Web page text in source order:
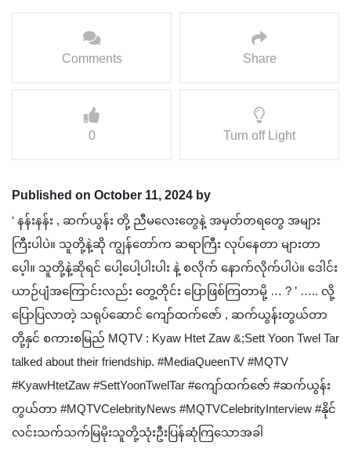
Comments Share
0 Turn off Light
Published on October 11, 2024 by
‘ နန်းနန်း , ဆက်ယွန်း တို့ ညီမလေးတွေနဲ့ အမှတ်တရတွေ အများ
ကြီးပါပဲ။ သူတို့နဲ့ဆို ကျွန်တော်က ဆရာကြီး လုပ်နေတာ များတာ
ပေ့ါ။ သူတို့နဲ့ဆိုရင် ပေါ့ပေါ့ပါးပါး နဲ့ စလိုက် နောက်လိုက်ပါပဲ။ ဒေါင်း
ယာဉ်ပျံအကြောင်းလည်း တွေ့တိုင်း ‌ပြောဖြစ်ကြ‌တာမို့ … ? ’ ….. လို့
ပြောပြလာတဲ့ သရုပ်ဆောင် ကျော်ထက်ဇော် , ဆက်ယွန်းတွယ်တာ
တို့နှင် စကားစမြည် MQTV : Kyaw Htet Zaw &;Sett Yoon Twel Tar
talked about their friendship. #MediaQueenTV #MQTV
#KyawHtetZaw #SettYoonTwelTar #ကျော်ထက်ဇော် #ဆက်ယွန်း
တွယ်တာ #MQTVCelebrityNews #MQTVCelebrityInterview #နိုင်
လင်းသက်သက်မြမိုးသူတို့သုံးဦးပြန်ဆုံကြသောအခါ